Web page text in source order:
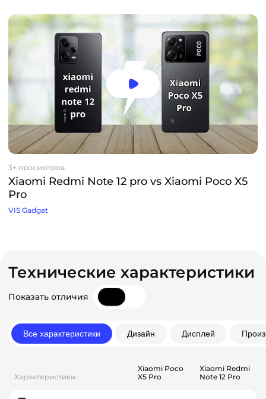
3+ просмотров
Xiaomi Redmi Note 12 pro vs Xiaomi Poco X5
Pro
VIS Gadget
Технические характеристики
Показать отличия
Все характеристики Дизайн Дисплей
Характеристики
Xiaomi Poco
X5 Pro
Xiaomi Redmi
Note 12 Pro